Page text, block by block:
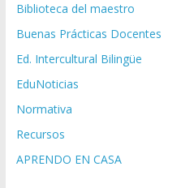
Biblioteca del maestro
Buenas Prácticas Docentes
Ed. Intercultural Bilingüe
EduNoticias
Normativa
Recursos
APRENDO EN CASA